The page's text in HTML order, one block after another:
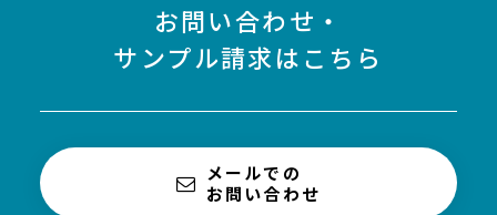
お問い合わせ・
サンプル請求はこちら
メールでの
お問い合わせ